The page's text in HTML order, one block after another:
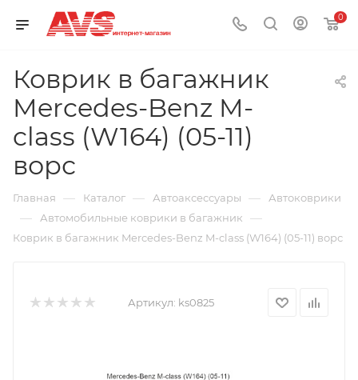
0
Коврик в багажник
Mercedes-Benz M-
class (W164) (05-11)
ворс
Главная — Каталог — Автоаксессуары — Автоковрики
— Автомобильные коврики в багажник —
Коврик в багажник Mercedes-Benz M-class (W164) (05-11) ворс
Артикул: ks0825